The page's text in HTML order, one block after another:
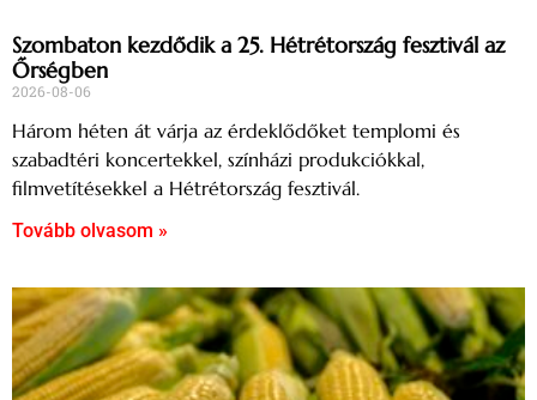
Szombaton kezdődik a 25. Hétrétország fesztivál az
Őrségben
2026-08-06
Három héten át várja az érdeklődőket templomi és
szabadtéri koncertekkel, színházi produkciókkal,
filmvetítésekkel a Hétrétország fesztivál.
Tovább olvasom »